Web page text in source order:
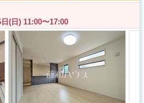
(日) 11:00〜17:00